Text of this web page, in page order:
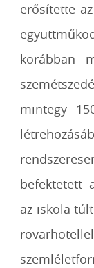
erősítette
korábban
mintegy
befektetett
az iskola